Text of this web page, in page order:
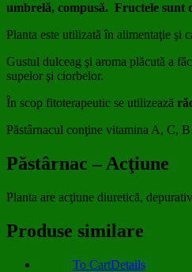
umbrelă, compusă. Fructele sunt
Planta este utilizată în alimentaţie şi
Gustul dulceag şi aroma plăcută a
supelor şi ciorbelor.
În scop fitoterapeutic se utilizează
Păstârnacul conţine vitamina A, C,
Păstârnac – Acţiune
Planta are acţiune diuretică,
Produse similare
To CartDetails